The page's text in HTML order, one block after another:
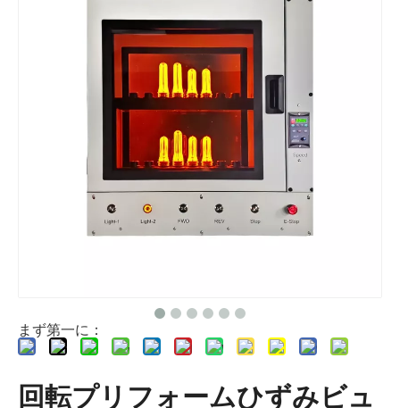
まず第一に：
回転プリフォームひずみビュ